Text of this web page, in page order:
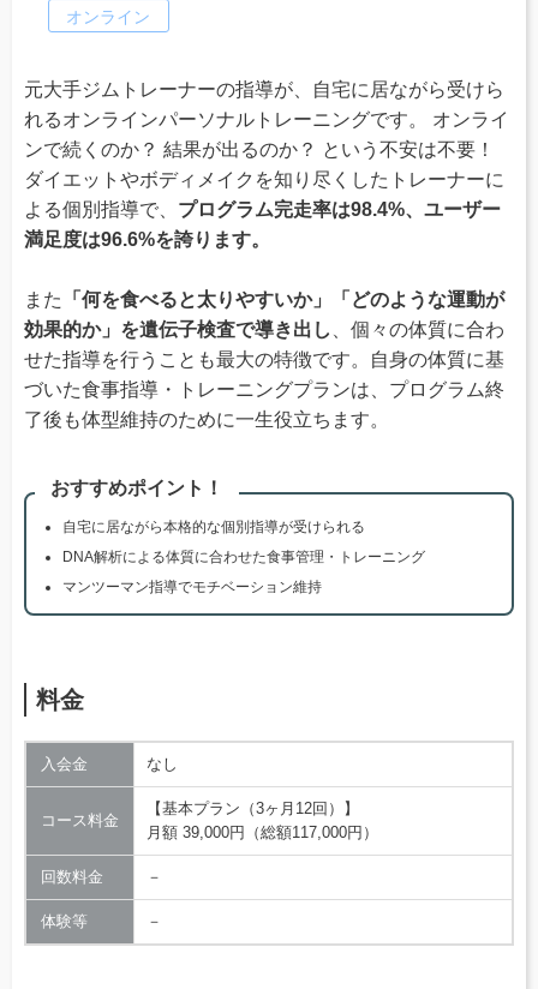
オンライン
元大手ジムトレーナーの指導が、自宅に居ながら受けら
れるオンラインパーソナルトレーニングです。 オンライ
ンで続くのか？ 結果が出るのか？ という不安は不要！
ダイエットやボディメイクを知り尽くしたトレーナーに
よる個別指導で、 プログラム完走率は98.4%、ユーザー
満足度は96.6%を誇ります。
また
「何を食べると太りやすいか」「どのような運動が
効果的か」を遺伝子検査で導き出し
、個々の体質に合わ
せた指導を行うことも最大の特徴です。自身の体質に基
づいた食事指導・トレーニングプランは、プログラム終
了後も体型維持のために一生役立ちます。
おすすめポイント！
自宅に居ながら本格的な個別指導が受けられる
DNA解析による体質に合わせた食事管理・トレーニング
マンツーマン指導でモチベーション維持
料金
入会金 なし
コース料金
【基本プラン（3ヶ月12回）】
月額 39,000円（総額117,000円）
回数料金 －
体験等 －